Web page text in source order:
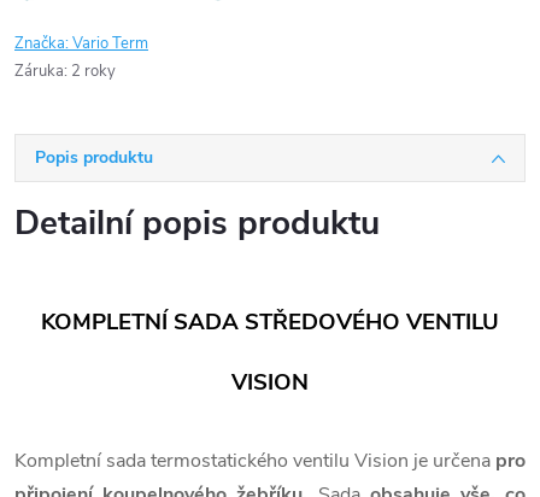
Značka:Vario Term
Záruka: 2 roky
Popis produktu
Detailní popis produktu
KOMPLETNÍ SADA STŘEDOVÉHO VENTILU
VISION
Kompletní sada termostatického ventilu Vision je určena pro